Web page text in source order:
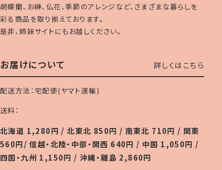
胡蝶蘭、お榊、仏花、季節のアレンジなど、さまざまな暮らしを
彩る商品を取り揃えております。
是非、姉妹サイトにもお越しください。
お届けについて 詳しくはこちら
配送方法：宅配便(ヤマト運輸)
送料：
北海道 1,280円 / 北東北 850円 / 南東北 710円 / 関東
560円/ 信越・北陸・中部・関西 640円 / 中国 1,050円 /
四国・九州 1,150円 / 沖縄・離島 2,860円